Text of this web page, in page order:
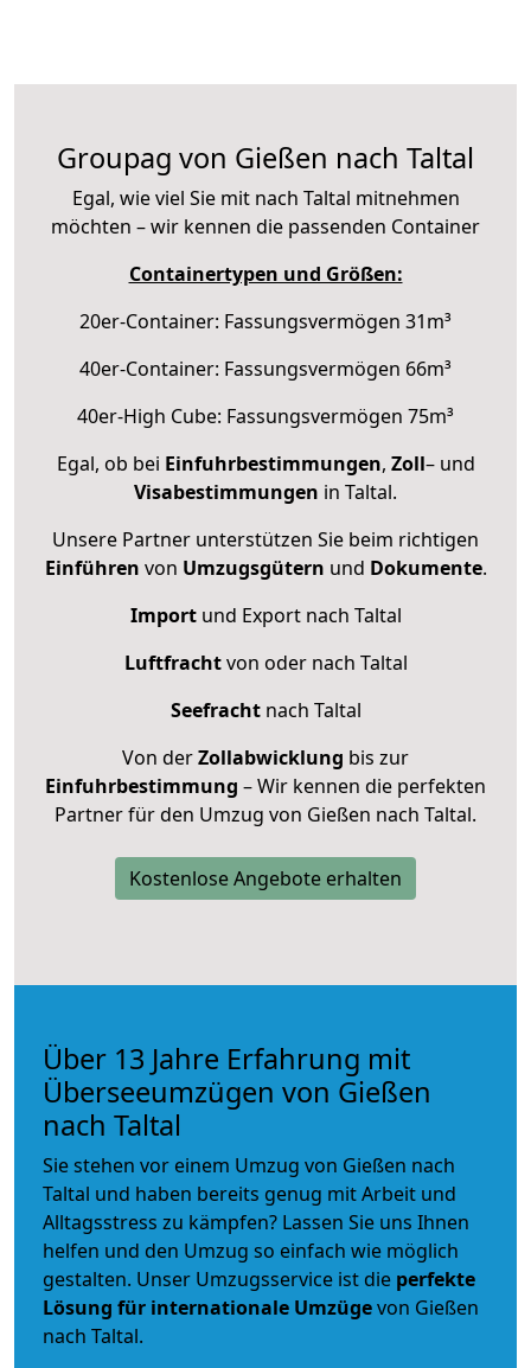
Groupag von Gießen nach Taltal
Egal, wie viel Sie mit nach Taltal mitnehmen
möchten – wir kennen die passenden Container
Containertypen und Größen:
20er-Container: Fassungsvermögen 31m³
40er-Container: Fassungsvermögen 66m³
40er-High Cube: Fassungsvermögen 75m³
Egal, ob bei Einfuhrbestimmungen, Zoll– und
Visabestimmungen in Taltal.
Unsere Partner unterstützen Sie beim richtigen
Einführen von Umzugsgütern und Dokumente.
Importund Export nach Taltal
Luftfrachtvon oder nach Taltal
Seefrachtnach Taltal
Von derZollabwicklung bis zur
Einfuhrbestimmung – Wir kennen die perfekten
Partner für den Umzug von Gießen nach Taltal.
Kostenlose Angebote erhalten
Über 13 Jahre Erfahrung mit
Überseeumzügen von Gießen
nach Taltal
Sie stehen vor einem Umzug von Gießen nach
Taltal und haben bereits genug mit Arbeit und
Alltagsstress zu kämpfen? Lassen Sie uns Ihnen
helfen und den Umzug so einfach wie möglich
gestalten. Unser Umzugsservice ist die perfekte
Lösung für internationale Umzügevon Gießen
nach Taltal.